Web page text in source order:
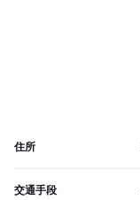
住所
交通手段